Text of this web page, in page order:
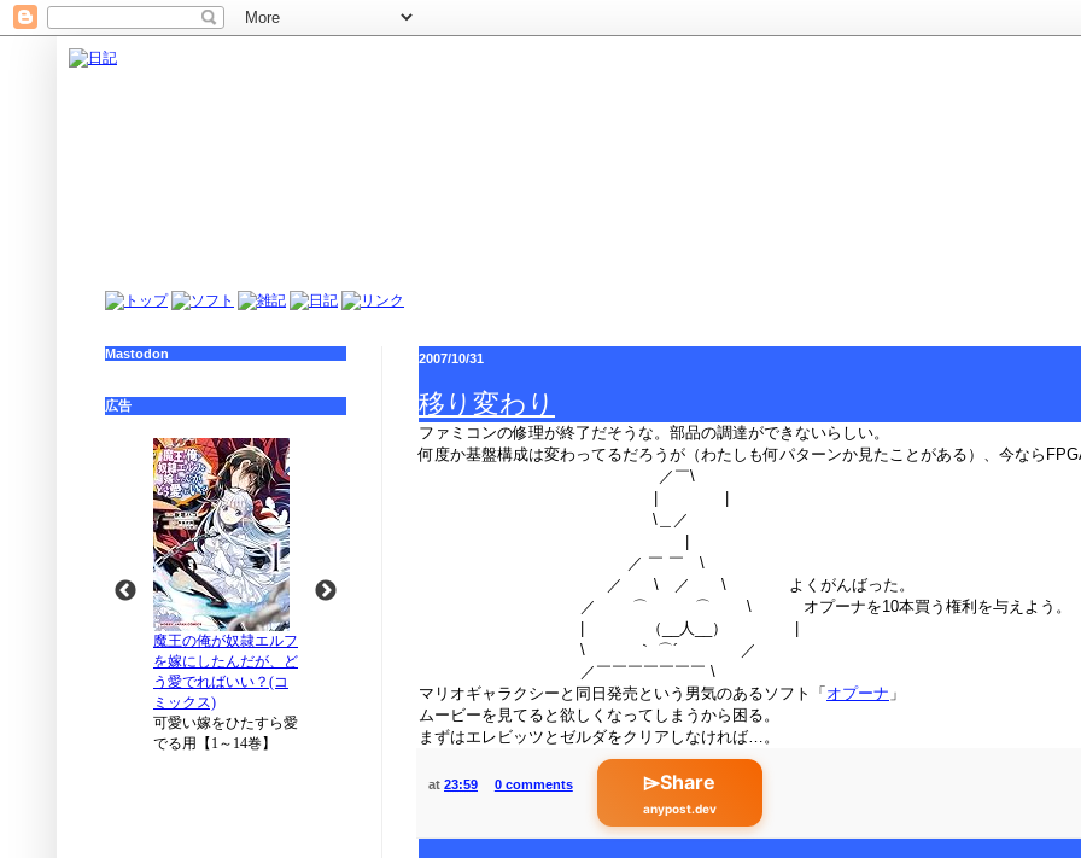
2007/10/31
移り変わり
ファミコンの修理が終了だそうな。部品の調達ができないらしい。
何度か基盤構成は変わってるだろうが（わたしも何パターンか見たことがある）、今なら
／￣\
| |
\＿／
|
／ ￣ ￣ \
／ \ ／ \ よくがんばった。
／ ⌒ ⌒ \ オプーナを10本買う権利を与えよう。
| （__人__） |
\ ｀ ⌒´ ／
／￣￣￣￣￣￣￣ \
マリオギャラクシーと同日発売という男気のあるソフト「オプーナ 」
ムービーを見てると欲しくなってしまうから困る。
まずはエレビッツとゼルダをクリアしなければ…。
at 23:59 0 comments ⌲Share
anypost.dev
Mastodon
広告